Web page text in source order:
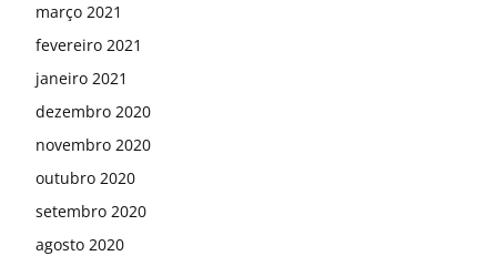
março 2021
fevereiro 2021
janeiro 2021
dezembro 2020
novembro 2020
outubro 2020
setembro 2020
agosto 2020